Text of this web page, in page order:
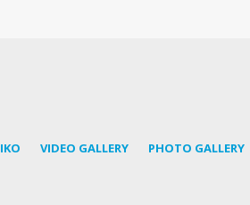
VIDEO GALLERY PHOTO GALLERY